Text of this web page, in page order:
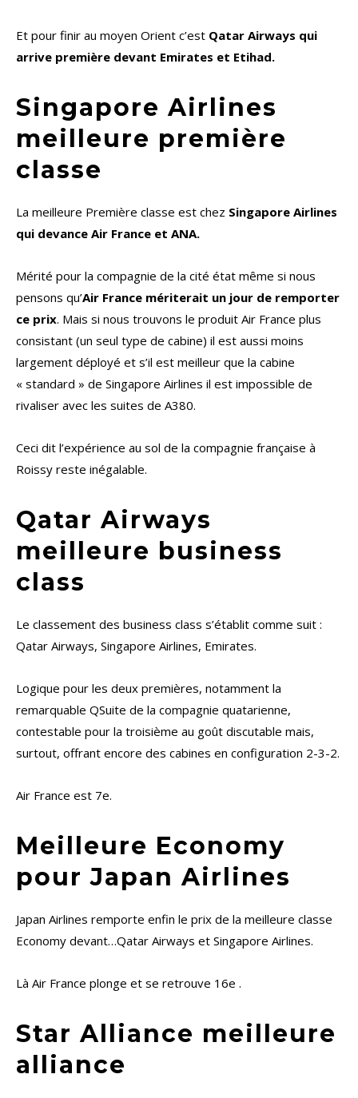
Et pour finir au moyen Orient c’est Qatar Airways qui
arrive première devant Emirates et Etihad.
Singapore Airlines
meilleure première
classe
La meilleure Première classe est chez Singapore Airlines
qui devance Air France et ANA.
Mérité pour la compagnie de la cité état même si nous
pensons qu’Air France mériterait un jour de remporter
ce prix. Mais si nous trouvons le produit Air France plus
consistant (un seul type de cabine) il est aussi moins
largement déployé et s’il est meilleur que la cabine
« standard » de Singapore Airlines il est impossible de
rivaliser avec les suites de A380.
Ceci dit l’expérience au sol de la compagnie française à
Roissy reste inégalable.
Qatar Airways
meilleure business
class
Le classement des business class s’établit comme suit :
Qatar Airways, Singapore Airlines, Emirates.
Logique pour les deux premières, notamment la
remarquable QSuite de la compagnie quatarienne,
contestable pour la troisième au goût discutable mais,
surtout, offrant encore des cabines en configuration 2-3-2.
Air France est 7e.
Meilleure Economy
pour Japan Airlines
Japan Airlines remporte enfin le prix de la meilleure classe
Economy devant…Qatar Airways et Singapore Airlines.
Là Air France plonge et se retrouve 16e .
Star Alliance meilleure
alliance